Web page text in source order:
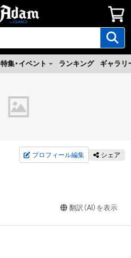
特集・イベント ランキング ギャラリ
プロフィール編集 シェア
翻訳（AI）を表示